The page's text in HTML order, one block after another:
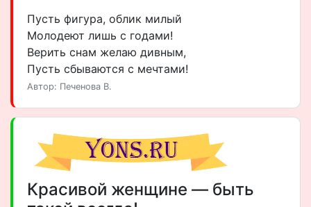
Пусть фигура, облик милый
Молодеют лишь с годами!
Верить снам желаю дивным,
Пусть сбываются с мечтами!
Автор: Печенова В.
Красивой женщине — быть